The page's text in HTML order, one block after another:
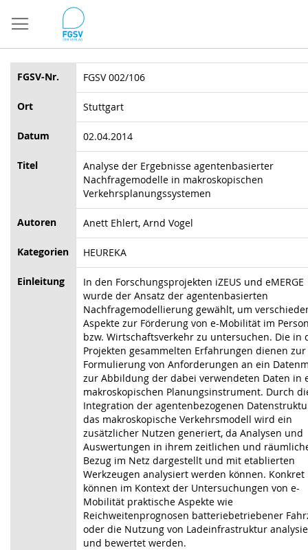
zum
Inhalt
FGSV-Nr. FGSV 002/106
Ort Stuttgart
Datum 02.04.2014
Titel
Analyse der Ergebnisse agentenbasierter
Nachfragemodelle in makroskopischen
Verkehrsplanungssystemen
Autoren Anett Ehlert, Arnd Vogel
Kategorien HEUREKA
Einleitung
In den Forschungsprojekten iZEUS und eMERGE
wurde der Ansatz der agentenbasierten
Nachfragemodellierung gewählt, um
Aspekte zur Förderung von e-Mobilität im
bzw. Wirtschaftsverkehr zu untersuchen. Die in
Projekten gesammelten Erfahrungen dienen zur
Formulierung von Anforderungen an ein
zur Abbildung der dabei verwendeten Daten in
makroskopischen Planungsinstrument. Durch
Integration der agentenbezogenen
das makroskopische Verkehrsmodell wird ein
zusätzlicher Nutzen generiert, da Analysen und
Auswertungen in ihrem zeitlichen und
Bezug im Netz dargestellt und mit etablierten
Werkzeugen analysiert werden können. Konkret
können im Kontext der Untersuchungen von e-
Mobilität praktische Aspekte wie
Reichweitenprognosen batteriebetriebener
oder die Nutzung von Ladeinfrastruktur
und bewertet werden.